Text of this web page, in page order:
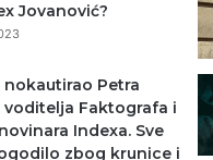
Jovanović?
nokautirao Petra
voditelja Faktografa i
Indexa. Sve
zbog krunice i